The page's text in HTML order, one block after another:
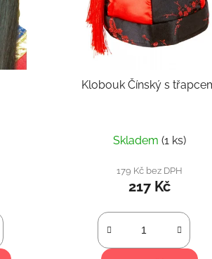
Klobouk Čínský s
Skladem (1 ks)
179 Kč bez DPH
217 Kč